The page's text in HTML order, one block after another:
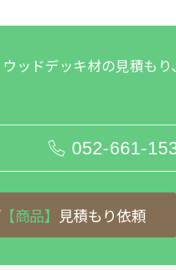
ウッドデッキ材の見積も
052-661-
【商品】 見積もり依頼